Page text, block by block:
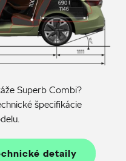
Superb Combi?
špecifikácie
detaily